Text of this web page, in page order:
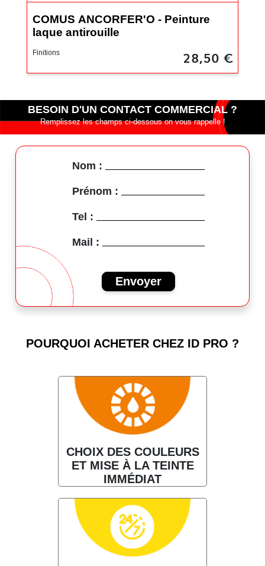
COMUS ANCORFER'O - Peinture
laque antirouille
Finitions 28,50 €
BESOIN D'UN CONTACT COMMERCIAL ?
Remplissez les champs ci-dessous on vous rappelle !
Nom :
Prénom :
Tel :
Mail :
Envoyer
POURQUOI ACHETER CHEZ ID PRO ?
CHOIX DES COULEURS
ET MISE À LA TEINTE
IMMÉDIAT